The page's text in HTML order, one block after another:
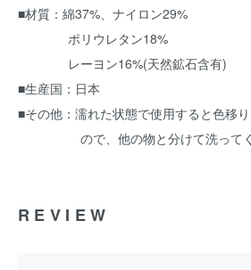
■材質：綿37%、ナイロン29%
ポリウレタン18%
レーヨン16%(天然鉱石含有)
■生産国：日本
■その他：濡れた状態で使用すると色移
ので、他の物と分けて洗ってく
REVIEW